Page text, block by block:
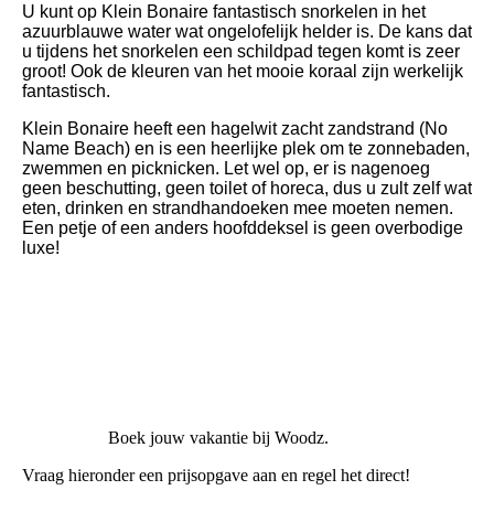
U kunt op Klein Bonaire fantastisch snorkelen in het
azuurblauwe water wat ongelofelijk helder is. De kans dat
u tijdens het snorkelen een schildpad tegen komt is zeer
groot! Ook de kleuren van het mooie koraal zijn werkelijk
fantastisch.
Klein Bonaire heeft een hagelwit zacht zandstrand (No
Name Beach) en is een heerlijke plek om te zonnebaden,
zwemmen en picknicken. Let wel op, er is nagenoeg
geen beschutting, geen toilet of horeca, dus u zult zelf wat
eten, drinken en strandhandoeken mee moeten nemen.
Een petje of een anders hoofddeksel is geen overbodige
luxe!
Boek jouw vakantie bij Woodz.
Vraag hieronder een prijsopgave aan en regel het direct!